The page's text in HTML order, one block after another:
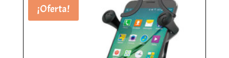
¡Oferta!